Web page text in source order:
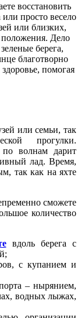
восстановить
просто весело
или близких,
положения. Дело
берега,
благотворно
помогая
или семьи, так
прогулки.
по волнам дарит
лад. Время,
так как на яхте
сможете
количество
вдоль берега с
с купанием и
– нырянием,
водных лыжах,